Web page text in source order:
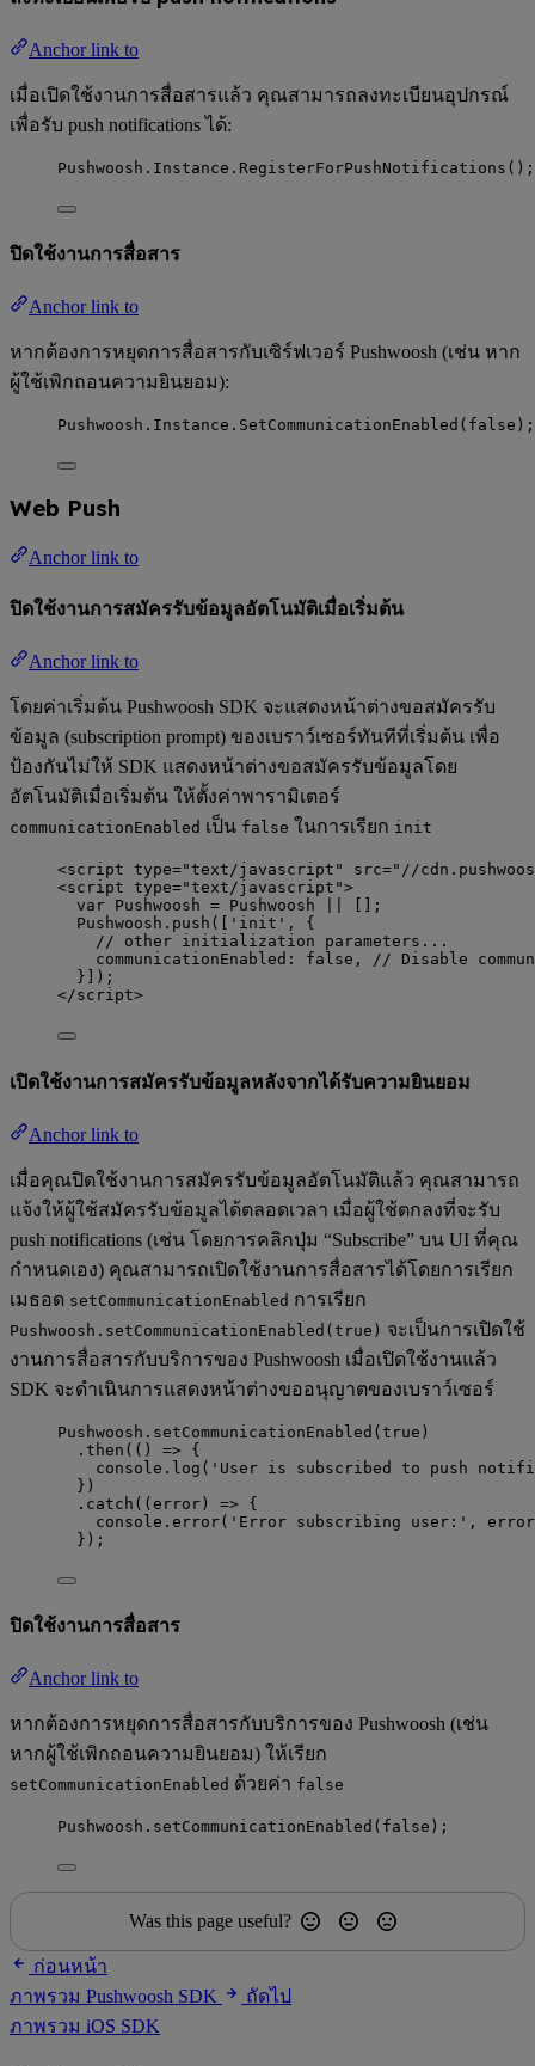
Anchor link to
เมื่อเปิดใช้งานการสื่อสารแล้ว คุณสามารถลงทะเบียนอุปกรณ์
เพื่อรับ push notifications ได้:
Pushwoosh . Instance . RegisterForPushNotifications ();
ปิดใช้งานการสื่อสาร
Anchor link to
หากต้องการหยุดการสื่อสารกับเซิร์ฟเวอร์ Pushwoosh (เช่น หาก
ผู้ใช้เพิกถอนความยินยอม):
Pushwoosh . Instance . SetCommunicationEnabled ( false );
Web Push
Anchor link to
ปิดใช้งานการสมัครรับข้อมูลอัตโนมัติเมื่อเริ่มต้น
Anchor link to
โดยค่าเริ่มต้น Pushwoosh SDK จะแสดงหน้าต่างขอสมัครรับ
ข้อมูล (subscription prompt) ของเบราว์เซอร์ทันทีที่เริ่มต้น เพื่อ
ป้องกันไม่ให้ SDK แสดงหน้าต่างขอสมัครรับข้อมูลโดย
อัตโนมัติเมื่อเริ่มต้น ให้ตั้งค่าพารามิเตอร์
communicationEnabled เป็น false ในการเรียก init
<script type=" text/javascript " src=" //
<script type=" text/javascript ">
var Pushwoosh = Pushwoosh
[];
Pushwoosh . push ([ ' init ' , {
// other initialization parameters...
communicationEnabled: false , // Disable
}]);
</script>
เปิดใช้งานการสมัครรับข้อมูลหลังจากได้รับความยินยอม
Anchor link to
เมื่อคุณปิดใช้งานการสมัครรับข้อมูลอัตโนมัติแล้ว คุณสามารถ
แจ้งให้ผู้ใช้สมัครรับข้อมูลได้ตลอดเวลา เมื่อผู้ใช้ตกลงที่จะรับ
push notifications (เช่น โดยการคลิกปุ่ม “Subscribe” บน UI ที่คุณ
กำหนดเอง) คุณสามารถเปิดใช้งานการสื่อสารได้โดยการเรียก
เมธอด setCommunicationEnabled การเรียก
Pushwoosh.setCommunicationEnabled(true) จะเป็นการเปิดใช้
งานการสื่อสารกับบริการของ Pushwoosh เมื่อเปิดใช้งานแล้ว
SDK จะดำเนินการแสดงหน้าต่างขออนุญาตของเบราว์เซอร์
Pushwoosh . setCommunicationEnabled ( true )
. then ( () => {
console . log ( ' User is subscribed to push
})
. catch ( ( error ) => {
console . error( ' Error subscribing user: ' , error
});
ปิดใช้งานการสื่อสาร
Anchor link to
หากต้องการหยุดการสื่อสารกับบริการของ Pushwoosh (เช่น
หากผู้ใช้เพิกถอนความยินยอม) ให้เรียก
setCommunicationEnabled ด้วยค่า false
Pushwoosh . setCommunicationEnabled ( false );
Was this page useful?
ก่อนหน้า
ภาพรวม Pushwoosh SDK
ถัดไป
ภาพรวม iOS SDK